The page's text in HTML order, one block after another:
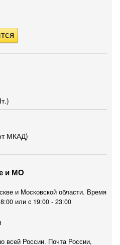
МКАД)
и МО
и Московской области. Время
или c 19:00 - 23:00
всей России. Почта России,